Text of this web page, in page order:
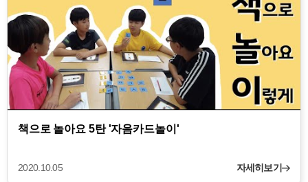
책으로 놀아요 5탄 '자음카드놀이'
2020.10.05 자세히보기